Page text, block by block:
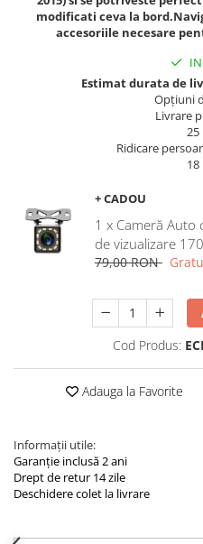
Navigatii Chrysler
modificati ceva la
accesoriile necesare
Estimat durata de
Opțiuni
Livrare
25
Ridicare
18
+ CADOU
1 x Cameră Auto
de vizualizare
79,00 RON
Cod Produs:
Adauga la Favorite
Informații utile:
Garanție inclusă 2 ani
Drept de retur 14 zile
Deschidere colet la livrare